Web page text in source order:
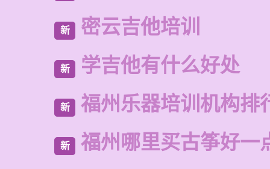
新 密云吉他培训
新 学吉他有什么好处
新 福州乐器培训机构排
新 福州哪里买古筝好一